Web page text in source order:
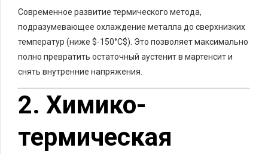
Современное развитие термического метода,
подразумевающее охлаждение металла до сверхнизких
температур (ниже $-150°C$). Это позволяет максимально
полно превратить остаточный аустенит в мартенсит и
снять внутренние напряжения.
2. Химико-
термическая